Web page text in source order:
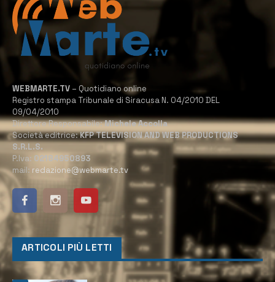
WEBMARTE.TV – Quotidiano online
Registro stampa Tribunale di Siracusa N. 04/2010 DEL
09/04/2010
Direttore Responsabile:Michele Accolla
Società editrice:KFP TELEVISION AND WEB PRODUCTIONS
S.R.L.S.
P.Iva: 02184950893
mail: redazione@webmarte.tv
ARTICOLI PIÙ LETTI